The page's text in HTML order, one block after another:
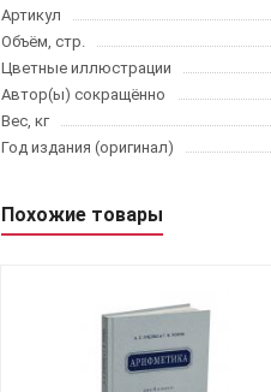
Артикул
Объём, стр.
Цветные иллюстрации
Автор(ы) сокращённо
Вес, кг
Год издания (оригинал)
Похожие товары